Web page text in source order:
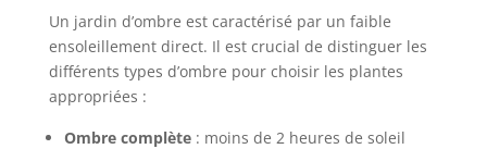
Un jardin d’ombre est caractérisé par un faible
ensoleillement direct. Il est crucial de distinguer les
différents types d’ombre pour choisir les plantes
appropriées :
Ombre complète: moins de 2 heures de soleil